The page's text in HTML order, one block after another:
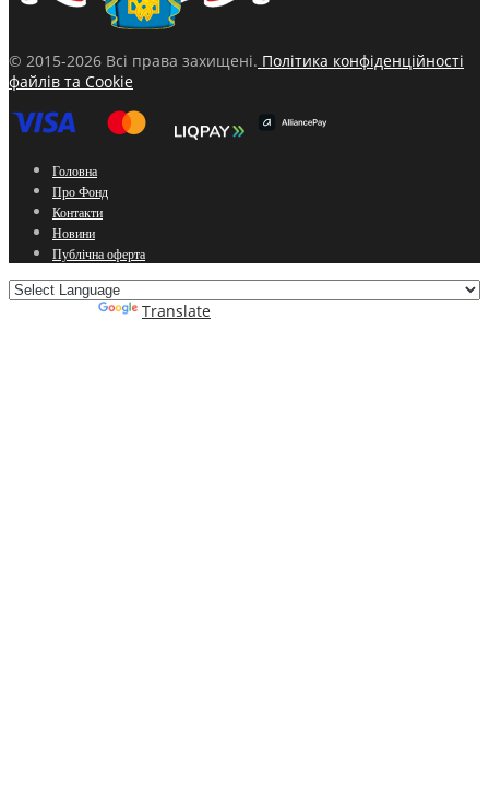
© 2015-2026 Всі права захищені. Політика конфіденційності
файлів та Cookie
Головна
Про Фонд
Контакти
Новини
Публічна оферта
Translate